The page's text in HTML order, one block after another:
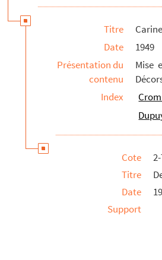
Penthésilée (1955 ; Régy)
L'éventail de Lady Windermere (1955
Le prince d'Egypte (1955 ;
Le quai Conti (1955 ; Dupuy)
Don Juan (1956 ; Beckmans)
La belle dame sans merci (1956 ;
Les étendards du roi (1956 ;
La nuit romaine (1957 ; Tassencourt)
Titre
Date
1949
Présentation du
contenu
Mise
Index
Cote
Titre
Date
Support